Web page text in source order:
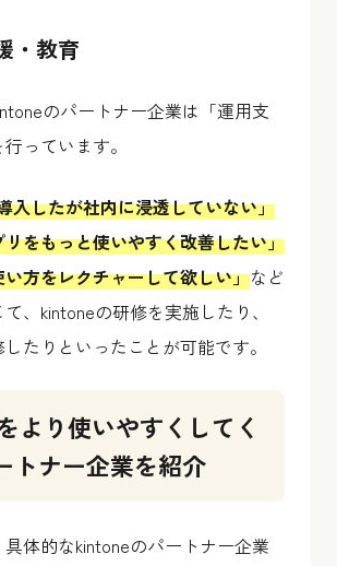
・教育
のパートナー企業は「運用支
っています。
入したが社内に浸透していない」
をもっと使いやすく改善したい」
方をレクチャーして欲しい」など
、kintoneの研修を実施したり、
たりといったことが可能です。
より使いやすくしてく
トナー企業を紹介
具体的なkintoneのパートナー企業